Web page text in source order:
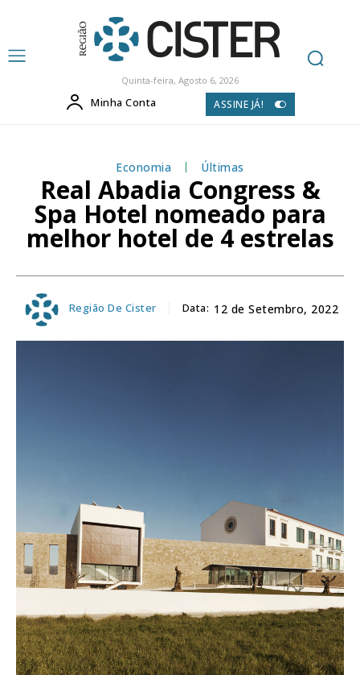
Quinta-feira, Agosto 6, 2026
Minha Conta ASSINE JÁ!
Economia Últimas
Real Abadia Congress &
Spa Hotel nomeado para
melhor hotel de 4 estrelas
Região De Cister Data: 12 de Setembro, 2022